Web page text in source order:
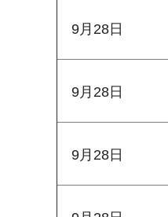
9月28日
9月28日
9月28日